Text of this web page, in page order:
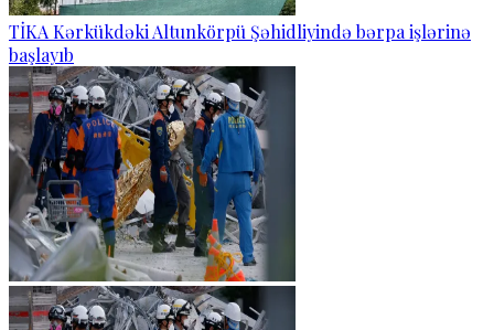
TİKA Kərkükdəki Altunkörpü Şəhidliyində bərpa işlərinə
başlayıb